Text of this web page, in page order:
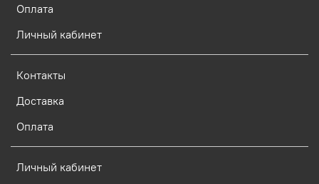
Оплата
Личный кабинет
Контакты
Доставка
Оплата
Личный кабинет